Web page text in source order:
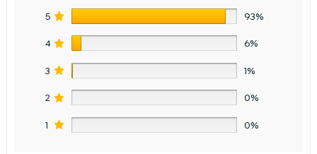
5 93%
4 6%
3 1%
2 0%
1 0%